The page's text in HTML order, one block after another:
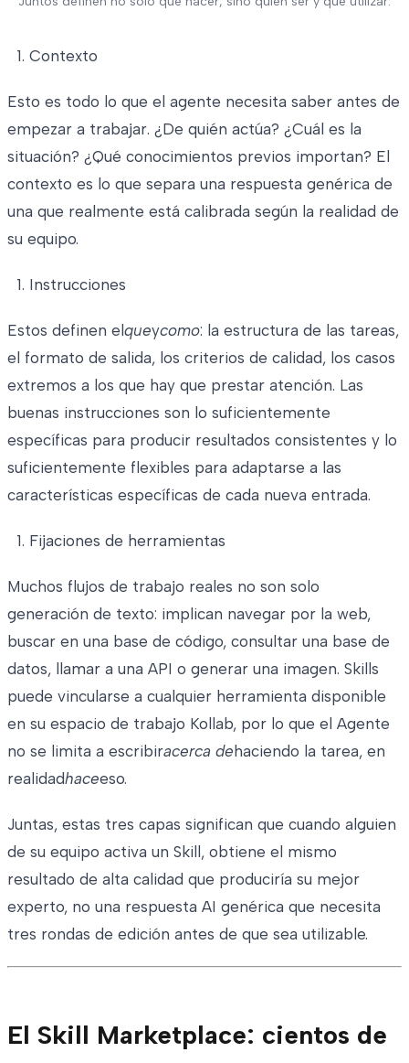
Contexto
Esto es todo lo que el agente necesita saber antes de
empezar a trabajar. ¿De quién actúa? ¿Cuál es la
situación? ¿Qué conocimientos previos importan? El
contexto es lo que separa una respuesta genérica de
una que realmente está calibrada según la realidad de
su equipo.
Instrucciones
Estos definen elqueycomo: la estructura de las tareas,
el formato de salida, los criterios de calidad, los casos
extremos a los que hay que prestar atención. Las
buenas instrucciones son lo suficientemente
específicas para producir resultados consistentes y lo
suficientemente flexibles para adaptarse a las
características específicas de cada nueva entrada.
Fijaciones de herramientas
Muchos flujos de trabajo reales no son solo
generación de texto: implican navegar por la web,
buscar en una base de código, consultar una base de
datos, llamar a una API o generar una imagen. Skills
puede vincularse a cualquier herramienta disponible
en su espacio de trabajo Kollab, por lo que el Agente
no se limita a escribiracerca dehaciendo la tarea, en
realidadhaceeso.
Juntas, estas tres capas significan que cuando alguien
de su equipo activa un Skill, obtiene el mismo
resultado de alta calidad que produciría su mejor
experto, no una respuesta AI genérica que necesita
tres rondas de edición antes de que sea utilizable.
El Skill Marketplace: cientos de